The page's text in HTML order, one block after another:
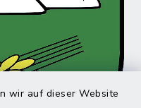
wir auf dieser Website